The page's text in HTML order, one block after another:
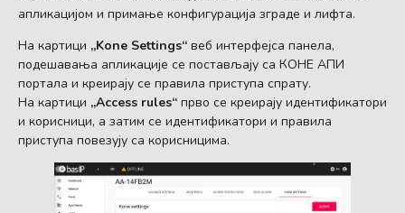
апликацијом и примање конфигурација зграде и лифта.
На картици „Kone Settings“ веб интерфејса панела,
подешавања апликације се постављају са КОНЕ АПИ
портала и креирају се правила приступа спрату.
На картици „Access rules“ прво се креирају идентификатори
и корисници, а затим се идентификатори и правила
приступа повезују са корисницима.